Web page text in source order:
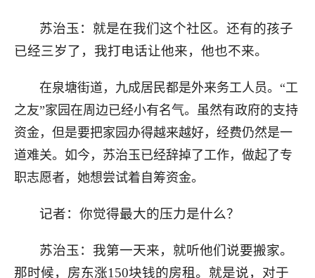
苏治玉：就是在我们这个社区。还有的孩子
已经三岁了，我打电话让他来，他也不来。
在泉塘街道，九成居民都是外来务工人员。“工
之友”家园在周边已经小有名气。虽然有政府的支持
资金，但是要把家园办得越来越好，经费仍然是一
道难关。如今，苏治玉已经辞掉了工作，做起了专
职志愿者，她想尝试着自筹资金。
记者：你觉得最大的压力是什么？
苏治玉：我第一天来，就听他们说要搬家。
那时候，房东涨150块钱的房租。就是说，对于